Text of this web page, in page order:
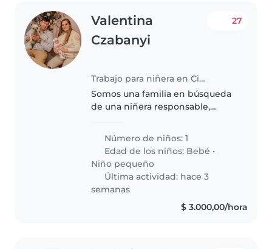
Valentina
Czabanyi
Trabajo para niñera en Ciudad de Salta
27
Somos una familia en búsqueda
de una niñera responsable,
cuidado de nuestra bebé de 9
meses. Ella es tranquila, curiosa y
muy bien estimulada, por lo..
Número de niños: 1
Edad de los niños: Bebé •
Niño pequeño
Última actividad: hace 3
semanas
$ 3.000,00/hora